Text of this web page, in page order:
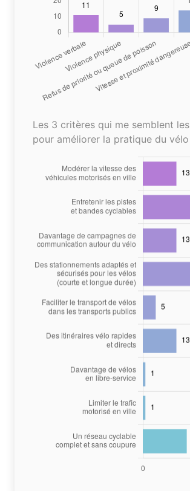
Les 3 critères qui me semblent
pour améliorer la pratique du vélo